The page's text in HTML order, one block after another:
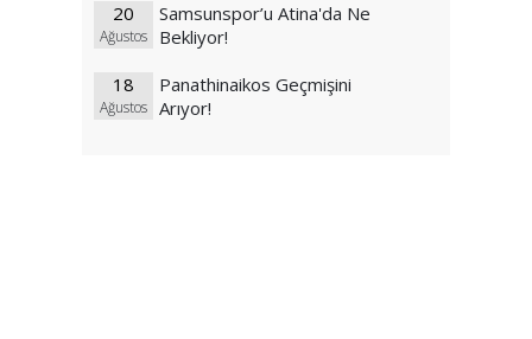
20
Ağustos
Samsunspor’u Atina'da Ne
Bekliyor!
18
Ağustos
Panathinaikos Geçmişini
Arıyor!